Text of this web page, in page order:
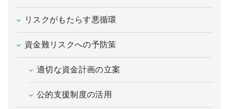
リスクがもたらす悪循環
資金難リスクへの予防策
適切な資金計画の立案
公的支援制度の活用